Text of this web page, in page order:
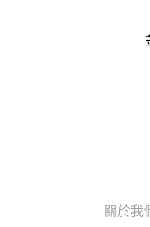
關於我